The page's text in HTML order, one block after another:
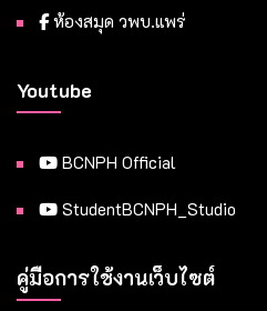
ห้องสมุด วพบ.แพร่
Youtube
BCNPH Official
StudentBCNPH_Studio
คู่มือการใช้งานเว็บไซต์